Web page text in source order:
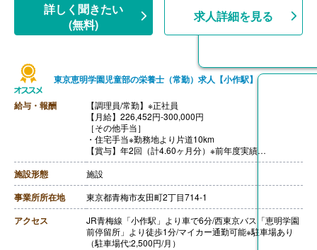
詳しく聞きたい
(無料)
求人詳細を見る
東京恵明学園児童部の栄養士（常勤）求人【小作駅】
給与・報酬
【調理員/常勤】※正社員
【月給】226,452円-300,000円
［その他手当］
・住宅手当※勤務地より片道10km
【賞与】年2回（計4.60ヶ月分）※前年度実績
【通勤手当】あり（上限50,000円/月）
【昇給】あり（年1回）
【退職金】あり※勤続1年以上
施設形態 施設
事業所所在地 東京都青梅市友田町2丁目714-1
アクセス
JR青梅線「小作駅」より車で6分/西東京バス「恵明学園
前停留所」より徒歩1分/マイカー通勤可能※駐車場あり
（駐車場代:2,500円/月）